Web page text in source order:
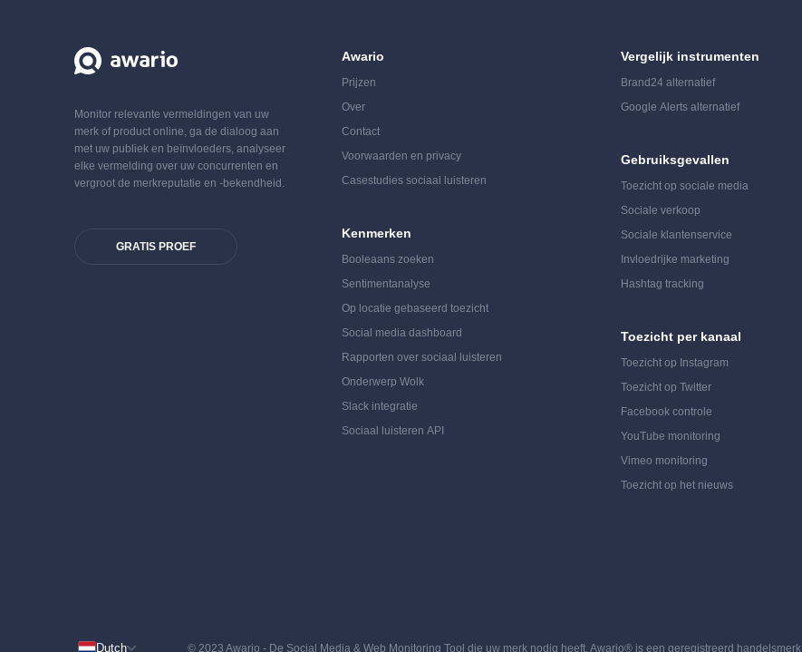
Monitor relevante vermeldingen van uw
merk of product online, ga de dialoog aan
met uw publiek en beïnvloeders, analyseer
elke vermelding over uw concurrenten en
vergroot de merkreputatie en -bekendheid.
GRATIS PROEF
Awario
Prijzen
Over
Contact
Voorwaarden en privacy
Casestudies sociaal luisteren
Kenmerken
Booleaans zoeken
Sentimentanalyse
Op locatie gebaseerd toezicht
Social media dashboard
Rapporten over sociaal luisteren
Onderwerp Wolk
Slack integratie
Sociaal luisteren API
Vergelijk instrumenten
Brand24 alternatief
Google Alerts alternatief
Gebruiksgevallen
Toezicht op sociale media
Sociale verkoop
Sociale klantenservice
Invloedrijke marketing
Hashtag tracking
Toezicht per kanaal
Toezicht op Instagram
Toezicht op Twitter
Facebook controle
YouTube monitoring
Vimeo monitoring
Toezicht op het nieuws
Dutch © 2023 Awario - De Social Media & Web Monitoring Tool die uw merk nodig heeft. Awario® is een geregistreerd handelsmerk.